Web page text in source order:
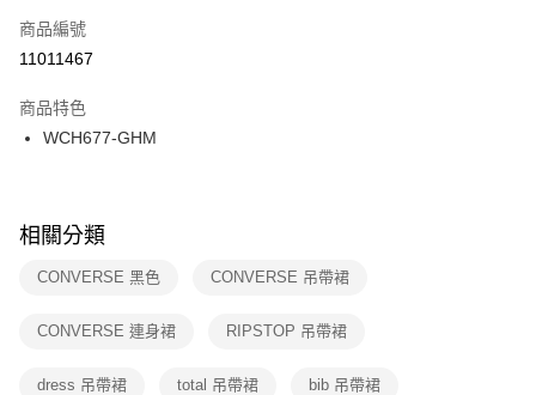
【「AFTEE先享後付」結帳流程】
１．於結帳方式選擇「AFTEE先享後付」後，將跳轉至「AFTEE先享後付」
２．訂單成立數日內，您將收到繳費通知簡訊。
３．收到繳費通知簡訊後14天內，點擊此簡訊中的連結，可透過四大超商／
ATM／網路銀行／等多元方式進行付款，方視為交易完成。
※ 交易是否成功請以「AFTEE先享後付 」之結帳頁面顯示為準，若有關於
是否繳費成功／繳費後需取消欲退款等相關疑問，請聯繫「AFTEE先享後付
客戶支援中心」 https://netprotections.freshdesk.com/support/home
１．透過由恩沛科技股份有限公司提供之「AFTEE先享後付」服務完成之交
權轉讓予恩沛科技股份有限公司。
宅配
每筆NT$100，滿NT$1,500(含以上)免運費
付款後門市自取
每筆NT$100，滿NT$1,500(含以上)免運費
商品編號
11011467
商品特色
WCH677-GHM
相關分類
CONVERSE 黑色 CONVERSE 吊帶裙
CONVERSE 連身裙 RIPSTOP 吊帶裙
dress 吊帶裙 total 吊帶裙 bib 吊帶裙